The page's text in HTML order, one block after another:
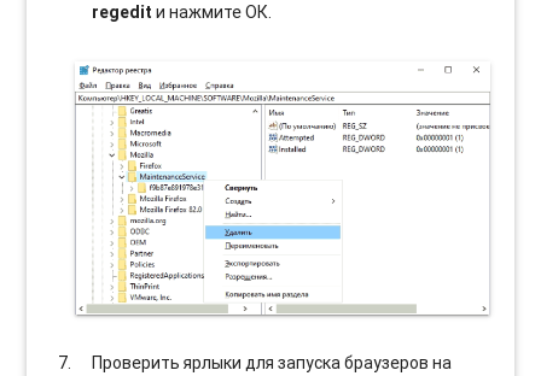
regedit и нажмите ОК.
Проверить ярлыки для запуска браузеров на